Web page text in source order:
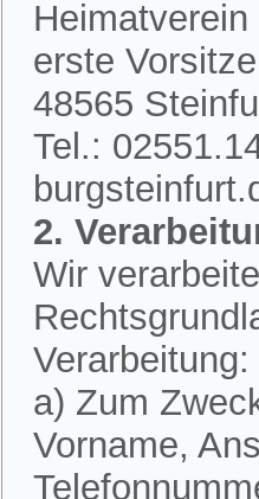
erste
48565
Tel.:
2.
Wir
Verarbeitung:
a) Zum
Vorname,